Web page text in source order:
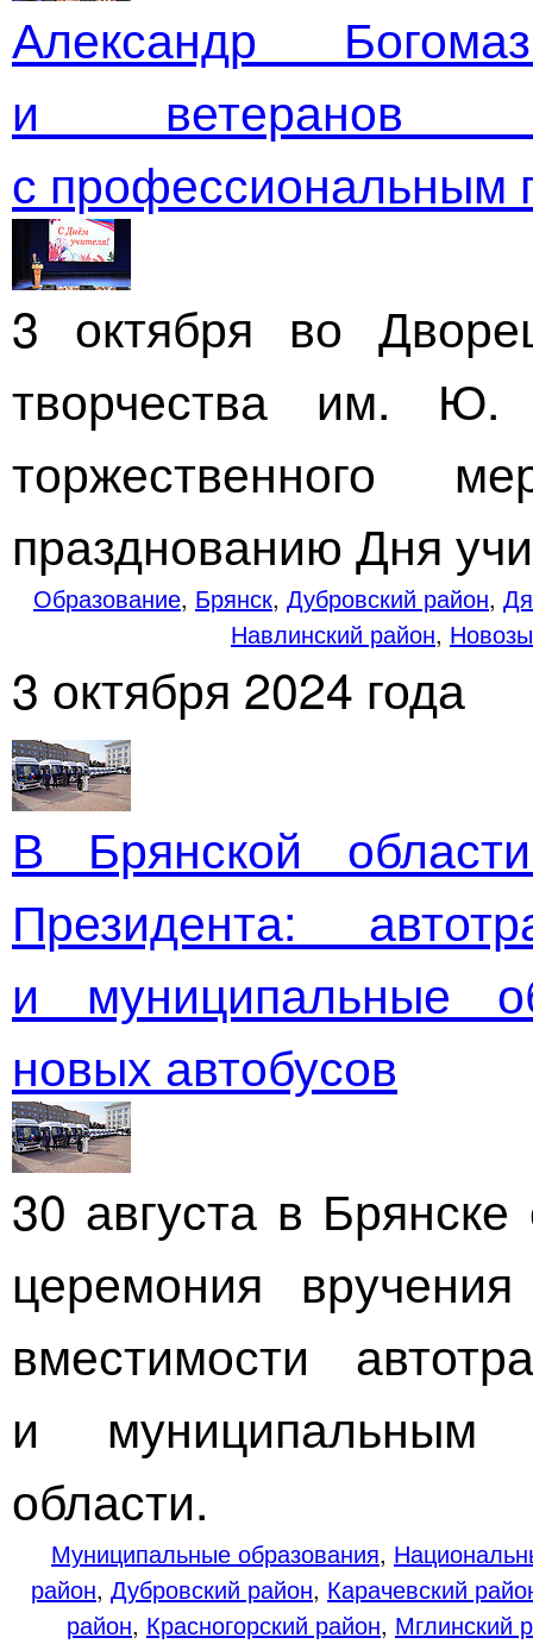
Александр
и ветеранов
с профессиональным
3 октября во
творчества им. Ю.
торжественного
празднованию Дня
Образование, Брянск, Дубровский район,
Навлинский район,
3 октября 2024 года
В Брянской
Президента:
и муниципальные
новых автобусов
30 августа в
церемония
вместимости
и муниципальным
области.
Муниципальные образования,
район, Дубровский район, Карачевский
район, Красногорский район, Мглинский